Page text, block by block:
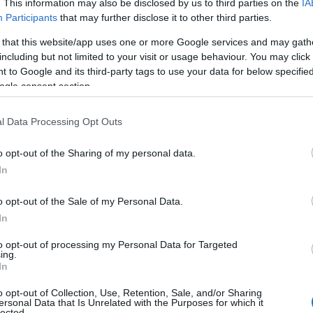
This information may also be disclosed by us to third parties on the
Participants that may further disclose it to other third parties.
that this website/app uses one or more Google services and may
but not limited to your visit or usage behaviour. You may
to Google and its third-party tags to use your data for below
consent section.
Data Processing Opt Outs
opt-out of the Sharing of my personal data.
opt-out of the Sale of my Personal Data.
opt-out of processing my Personal Data for Targeted
opt-out of Collection, Use, Retention, Sale, and/or Sharing
Data that Is Unrelated with the Purposes for which it
επιλογών αν μπορούμε να το αντέξουμε
λειτούργησε συντεταγμένα, κι αν γίνει με κανόνες
οικονομία και θα είναι μια βαλβίδα εκτόνωσης»
με αν θα ανοίξουν τα λύκεια την ερχόμενη
να είναι σταδιακές και ελεγχόμενες. «Προφανώς
αναφέρουν οι μέχρι τώρα πληροφορίες σχεδόν
καθώς οι ειδικοί δεν θα προκρίνουν σε καμία
self tests. Έτσι η12η Απριλίουεξετάζεται ως
το άνοιγμα των Γυμνασίων και των Λυκείων.